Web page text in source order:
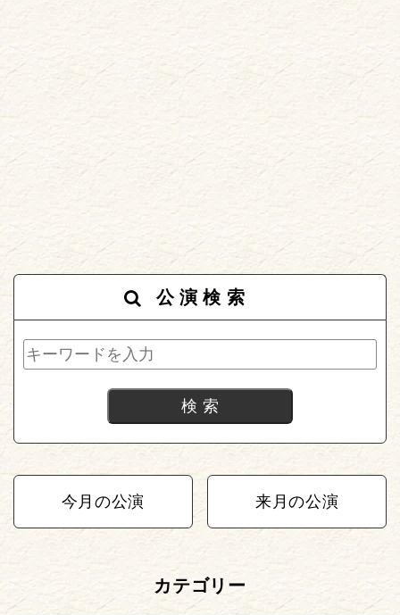
公演検索
今月の公演 来月の公演
カテゴリー